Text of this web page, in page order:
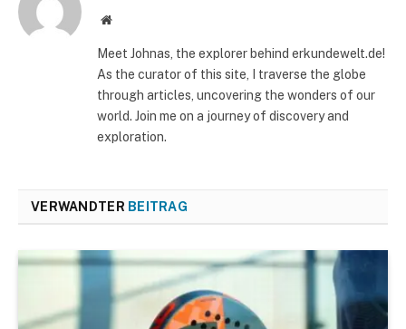
Website
Meet Johnas, the explorer behind erkundewelt.de!
As the curator of this site, I traverse the globe
through articles, uncovering the wonders of our
world. Join me on a journey of discovery and
exploration.
VERWANDTER BEITRAG